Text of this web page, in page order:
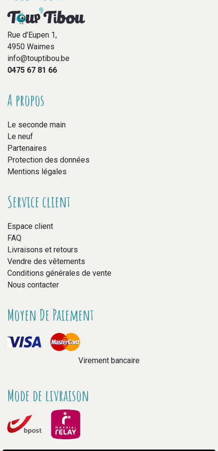
Rue d’Eupen 1,
4950 Waimes
info@touptibou.be
0475 67 81 66
A propos
Le seconde main
Le neuf
Partenaires
Protection des données
Mentions légales
Service client
Espace client
FAQ
Livraisons et retours
Vendre des vêtements
Conditions générales de vente
Nous contacter
Moyen De Paiement
Virement bancaire
Mode de livraison